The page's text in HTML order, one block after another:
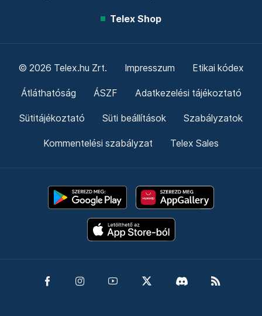
Telex Shop
© 2026 Telex.hu Zrt. Impresszum Etikai kódex
Átláthatóság ÁSZF Adatkezelési tájékoztató
Sütitájékoztató Süti beállítások Szabályzatok
Kommentelési szabályzat Telex Sales